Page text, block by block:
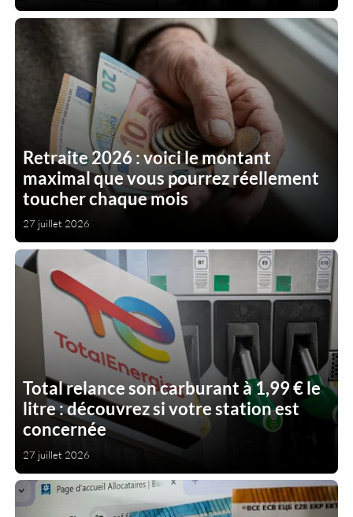
Retraite 2026 : voici le montant
maximal que vous pourrez réellement
toucher chaque mois
27 juillet 2026
Total relance son carburant à 1,99 € le
litre : découvrez si votre station est
concernée
27 juillet 2026